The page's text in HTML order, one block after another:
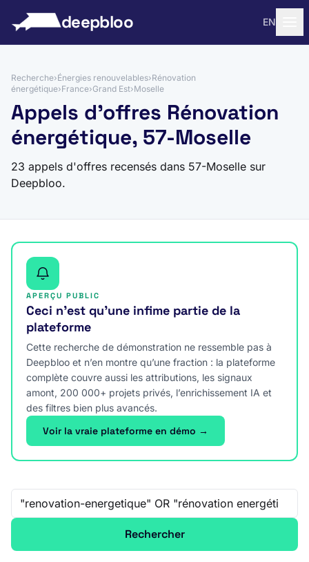
deepbloo EN
Recherche›Énergies renouvelables›Rénovation
énergétique›France›Grand Est›Moselle
Appels d'offres Rénovation
énergétique, 57-Moselle
23 appels d'offres recensés dans 57-Moselle sur
Deepbloo.
APERÇU PUBLIC
Ceci n’est qu’une infime partie de la
plateforme
Cette recherche de démonstration ne ressemble pas à
Deepbloo et n’en montre qu’une fraction : la plateforme
complète couvre aussi les attributions, les signaux
amont, 200 000+ projets privés, l’enrichissement IA et
des filtres bien plus avancés.
Voir la vraie plateforme en démo →
Recherche libre
Rechercher